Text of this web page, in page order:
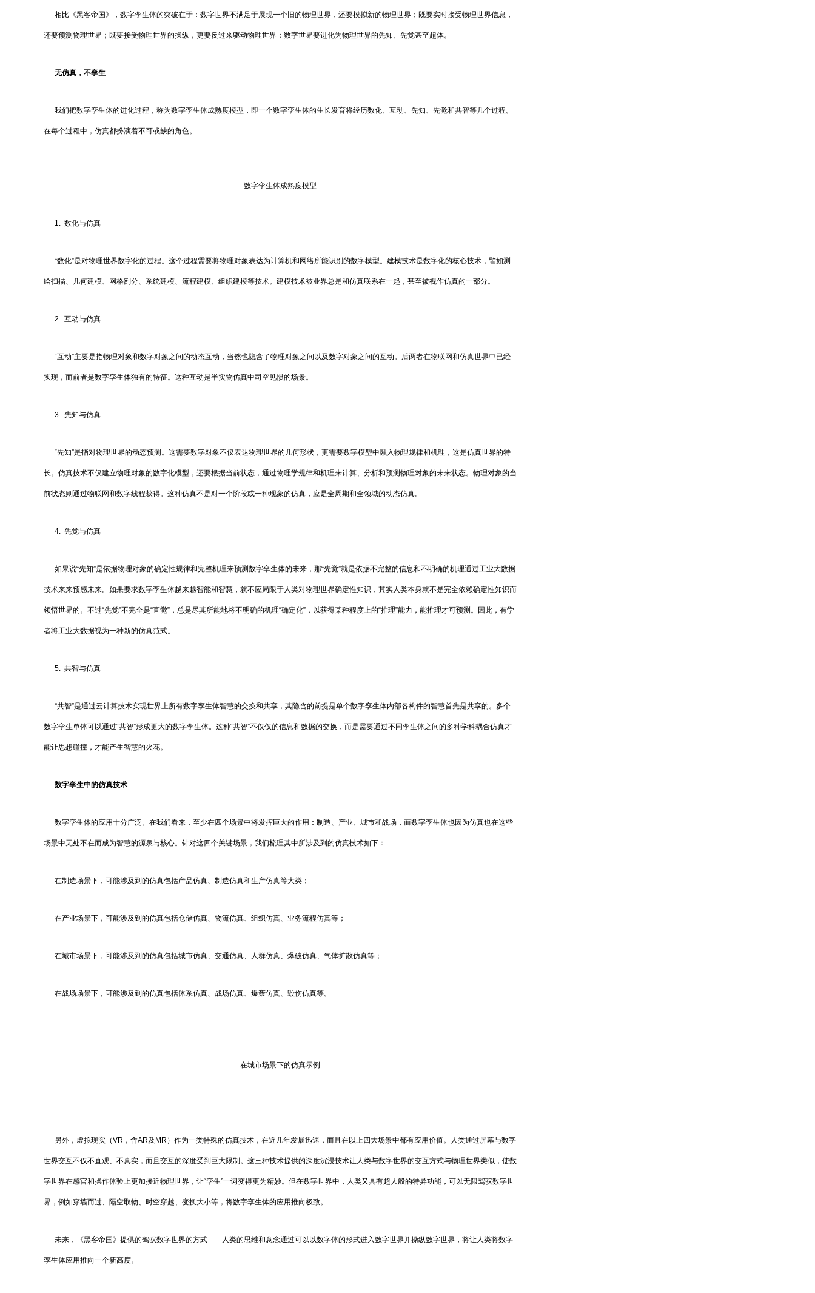
相比《黑客帝国》，数字孪生体的突破在于：数字世界不满足于展现一个旧的物理世界，还要模拟新的物理世界；既要实时接受物理世界信息，
还要预测物理世界；既要接受物理世界的操纵，更要反过来驱动物理世界；数字世界要进化为物理世界的先知、先觉甚至超体。
无仿真，不孪生
我们把数字孪生体的进化过程，称为数字孪生体成熟度模型，即一个数字孪生体的生长发育将经历数化、互动、先知、先觉和共智等几个过程。
在每个过程中，仿真都扮演着不可或缺的角色。
数字孪生体成熟度模型
1. 数化与仿真
“数化”是对物理世界数字化的过程。这个过程需要将物理对象表达为计算机和网络所能识别的数字模型。建模技术是数字化的核心技术，譬如测
绘扫描、几何建模、网格剖分、系统建模、流程建模、组织建模等技术。建模技术被业界总是和仿真联系在一起，甚至被视作仿真的一部分。
2. 互动与仿真
“互动”主要是指物理对象和数字对象之间的动态互动，当然也隐含了物理对象之间以及数字对象之间的互动。后两者在物联网和仿真世界中已经
实现，而前者是数字孪生体独有的特征。这种互动是半实物仿真中司空见惯的场景。
3. 先知与仿真
“先知”是指对物理世界的动态预测。这需要数字对象不仅表达物理世界的几何形状，更需要数字模型中融入物理规律和机理，这是仿真世界的特
长。仿真技术不仅建立物理对象的数字化模型，还要根据当前状态，通过物理学规律和机理来计算、分析和预测物理对象的未来状态。物理对象的当
前状态则通过物联网和数字线程获得。这种仿真不是对一个阶段或一种现象的仿真，应是全周期和全领域的动态仿真。
4. 先觉与仿真
如果说“先知”是依据物理对象的确定性规律和完整机理来预测数字孪生体的未来，那“先觉”就是依据不完整的信息和不明确的机理通过工业大数据
技术来来预感未来。如果要求数字孪生体越来越智能和智慧，就不应局限于人类对物理世界确定性知识，其实人类本身就不是完全依赖确定性知识而
领悟世界的。不过“先觉”不完全是“直觉”，总是尽其所能地将不明确的机理“确定化”，以获得某种程度上的“推理”能力，能推理才可预测。因此，有学
者将工业大数据视为一种新的仿真范式。
5. 共智与仿真
“共智”是通过云计算技术实现世界上所有数字孪生体智慧的交换和共享，其隐含的前提是单个数字孪生体内部各构件的智慧首先是共享的。多个
数字孪生单体可以通过“共智”形成更大的数字孪生体。这种“共智”不仅仅的信息和数据的交换，而是需要通过不同孪生体之间的多种学科耦合仿真才
能让思想碰撞，才能产生智慧的火花。
数字孪生中的仿真技术
数字孪生体的应用十分广泛。在我们看来，至少在四个场景中将发挥巨大的作用：制造、产业、城市和战场，而数字孪生体也因为仿真也在这些
场景中无处不在而成为智慧的源泉与核心。针对这四个关键场景，我们梳理其中所涉及到的仿真技术如下：
在制造场景下，可能涉及到的仿真包括产品仿真、制造仿真和生产仿真等大类；
在产业场景下，可能涉及到的仿真包括仓储仿真、物流仿真、组织仿真、业务流程仿真等；
在城市场景下，可能涉及到的仿真包括城市仿真、交通仿真、人群仿真、爆破仿真、气体扩散仿真等；
在战场场景下，可能涉及到的仿真包括体系仿真、战场仿真、爆轰仿真、毁伤仿真等。
在城市场景下的仿真示例
另外，虚拟现实（VR，含AR及MR）作为一类特殊的仿真技术，在近几年发展迅速，而且在以上四大场景中都有应用价值。人类通过屏幕与数字
世界交互不仅不直观、不真实，而且交互的深度受到巨大限制。这三种技术提供的深度沉浸技术让人类与数字世界的交互方式与物理世界类似，使数
字世界在感官和操作体验上更加接近物理世界，让“孪生”一词变得更为精妙。但在数字世界中，人类又具有超人般的特异功能，可以无限驾驭数字世
界，例如穿墙而过、隔空取物、时空穿越、变换大小等，将数字孪生体的应用推向极致。
未来，《黑客帝国》提供的驾驭数字世界的方式——人类的思维和意念通过可以以数字体的形式进入数字世界并操纵数字世界，将让人类将数字
孪生体应用推向一个新高度。